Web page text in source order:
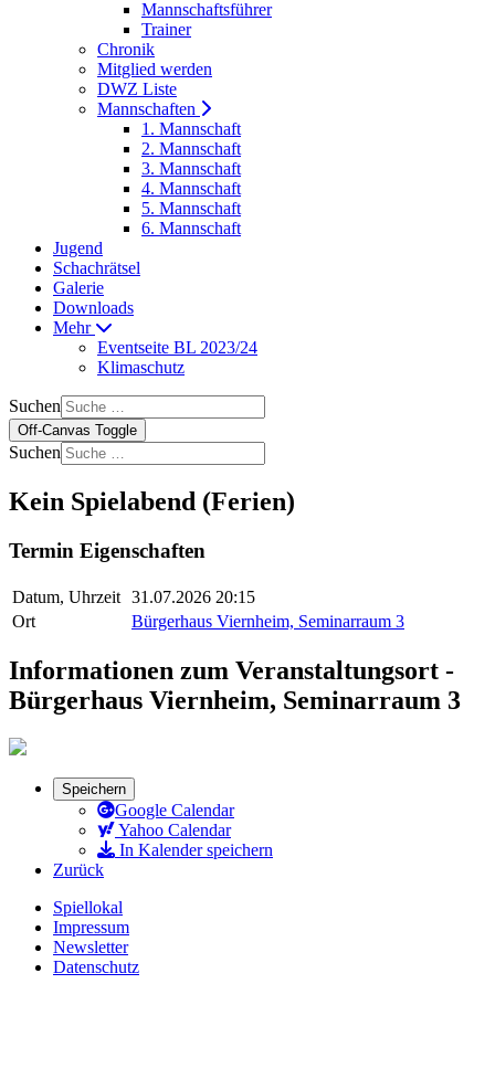
Mannschaftsführer
Trainer
Chronik
Mitglied werden
DWZ Liste
Mannschaften
1. Mannschaft
2. Mannschaft
3. Mannschaft
4. Mannschaft
5. Mannschaft
6. Mannschaft
Jugend
Schachrätsel
Galerie
Downloads
Mehr
Eventseite BL 2023/24
Klimaschutz
Suchen
Off-Canvas Toggle
Suchen
Kein Spielabend (Ferien)
Termin Eigenschaften
Datum, Uhrzeit 31.07.2026 20:15
Ort
Bürgerhaus Viernheim, Seminarraum 3
Informationen zum Veranstaltungsort -
Bürgerhaus Viernheim, Seminarraum 3
Speichern
Google Calendar
Yahoo Calendar
In Kalender speichern
Zurück
Spiellokal
Impressum
Newsletter
Datenschutz